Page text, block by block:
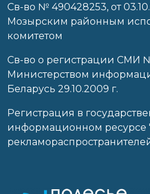
Cв-во № 490428253, от
Мозырским районным
комитетом
Св-во о регистрации СМИ
Министерством
Беларусь 29.10.2009 г.
Регистрация в
информационном ресурсе